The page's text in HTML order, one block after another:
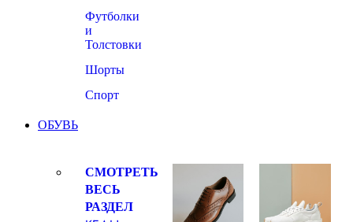
Футболки
и
Толстовки
Шорты
Спорт
ОБУВЬ
СМОТРЕТЬ
ВЕСЬ
РАЗДЕЛ